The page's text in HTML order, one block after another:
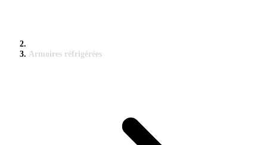
Armoires réfrigérées